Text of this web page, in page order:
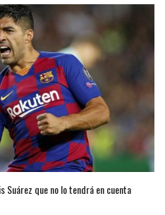
Suárez que no lo tendrá en cuenta